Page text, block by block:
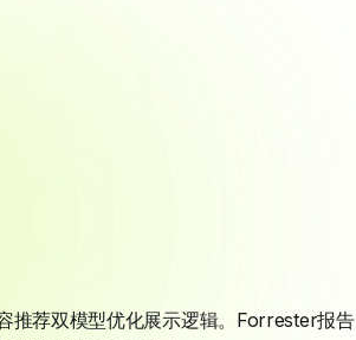
推荐双模型优化展示逻辑。Forrester报告